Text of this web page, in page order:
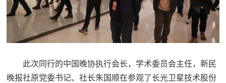
此次同行的中国晚协执行会长，学术委员会主任，新民
晚报社原党委书记、社长朱国顺在参观了长光卫星技术股份